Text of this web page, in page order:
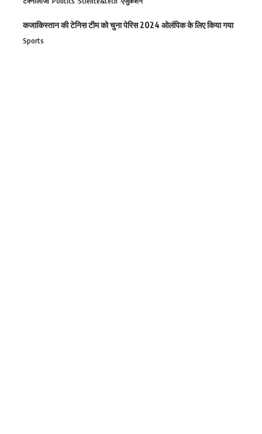
कजाकिस्तान की टेनिस टीम को चुना पेरिस 2024 ओलंपिक के लिए किया गया
Sports